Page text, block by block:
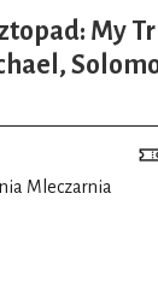
My
Mleczarnia